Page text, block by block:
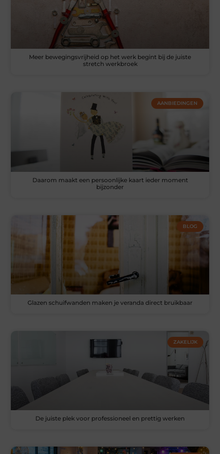
Meer bewegingsvrijheid op het werk begint bij de juiste
stretch werkbroek
AANBIEDINGEN
Daarom maakt een persoonlijke kaart ieder moment
bijzonder
BLOG
Glazen schuifwanden maken je veranda direct bruikbaar
ZAKELIJK
De juiste plek voor professioneel en prettig werken